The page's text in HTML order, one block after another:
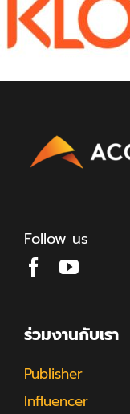
Follow us
ร่วมงานกับเรา
Publisher
Influencer